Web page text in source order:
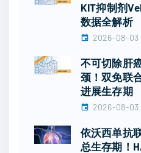
KIT抑制剂
数据全解析
2026-08-03
不可切除肝
颈！双免联
进展生存期
2026-08-03
依沃西单抗
总生存期！